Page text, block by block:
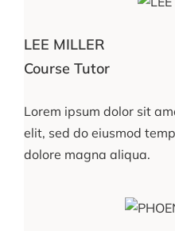
LEE MILLER
Course Tutor
Lorem ipsum dolor sit
elit, sed do eiusmod
dolore magna aliqua.